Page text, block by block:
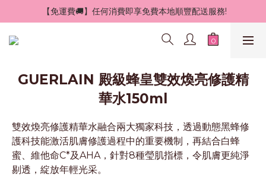
【免運費🚚】任何消費即享免費本地順豐配送服務!
GUERLAIN 殿級蜂皇雙效煥亮修護精
華水150ml
雙效煥亮修護精華水融合兩大獨家科技，透過動態黑蜂修
護科技能激活肌膚修護過程中的重要機制，再結合白蜂
蜜、維他命C*及AHA，針對8種瑩肌指標，令肌膚更純淨
剔透，綻放年輕光采。